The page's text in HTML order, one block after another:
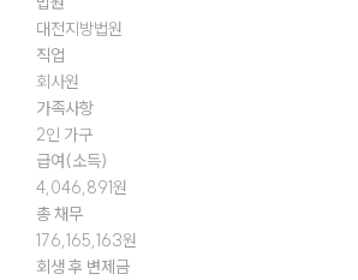
대전지방법원
직업
회사원
가족사항
2인 가구
급여(소득)
4,046,891원
총 채무
176,165,163원
회생 후 변제금